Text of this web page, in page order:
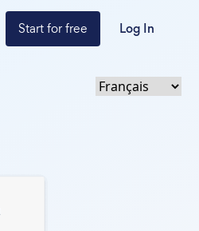
Start for free Log In